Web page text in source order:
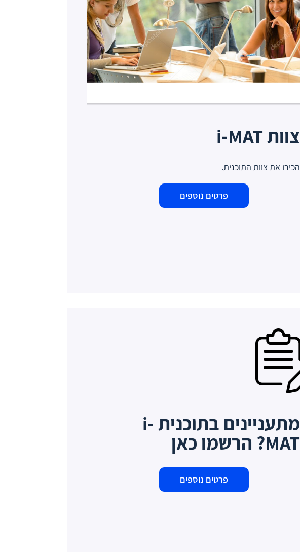
צוות i-MAT
הכירו את צוות התוכנית.
פרטים נוספים
מתעניינים בתוכנית i-
MAT? הרשמו כאן
פרטים נוספים